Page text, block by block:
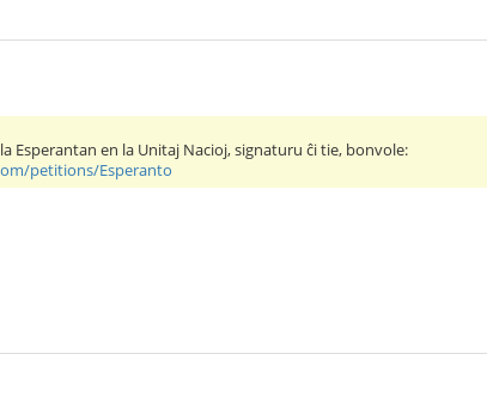
Esperantan en la Unitaj Nacioj, signaturu ĉi tie, bonvole:
petitions/Esperanto